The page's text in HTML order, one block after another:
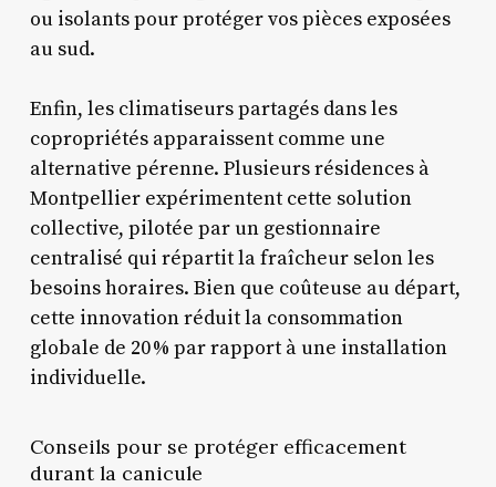
ou isolants pour protéger vos pièces exposées
au sud.
Enfin, les climatiseurs partagés dans les
copropriétés apparaissent comme une
alternative pérenne. Plusieurs résidences à
Montpellier expérimentent cette solution
collective, pilotée par un gestionnaire
centralisé qui répartit la fraîcheur selon les
besoins horaires. Bien que coûteuse au départ,
cette innovation réduit la consommation
globale de 20 % par rapport à une installation
individuelle.
Conseils pour se protéger efficacement
durant la canicule